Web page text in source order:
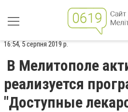
16:54, 5 серпня 2019 р.
В Мелитополе
реализуется
"Доступные